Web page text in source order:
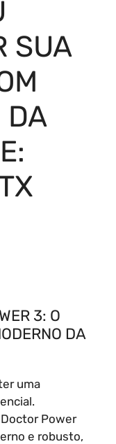
SUA
DA
3: O
DA
uma
Power
e robusto,